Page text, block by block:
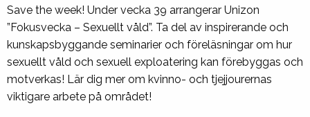
Save the week! Under vecka 39 arrangerar Unizon
”Fokusvecka – Sexuellt våld”. Ta del av inspirerande och
kunskapsbyggande seminarier och föreläsningar om hur
sexuellt våld och sexuell exploatering kan förebyggas och
motverkas! Lär dig mer om kvinno- och tjejjourernas
viktigare arbete på området!